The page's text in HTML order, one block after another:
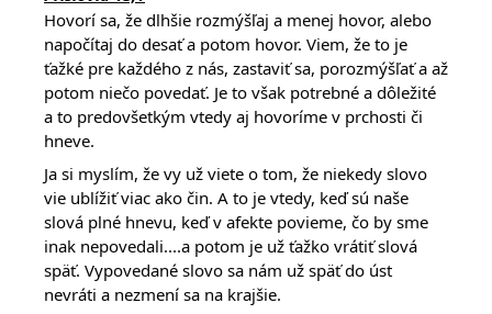
Hovorí sa, že dlhšie rozmýšľaj a menej hovor, alebo
napočítaj do desať a potom hovor. Viem, že to je
ťažké pre každého z nás, zastaviť sa, porozmýšľať a až
potom niečo povedať. Je to však potrebné a dôležité
a to predovšetkým vtedy aj hovoríme v prchosti či
hneve.
Ja si myslím, že vy už viete o tom, že niekedy slovo
vie ublížiť viac ako čin. A to je vtedy, keď sú naše
slová plné hnevu, keď v afekte povieme, čo by sme
inak nepovedali....a potom je už ťažko vrátiť slová
späť. Vypovedané slovo sa nám už späť do úst
nevráti a nezmení sa na krajšie.